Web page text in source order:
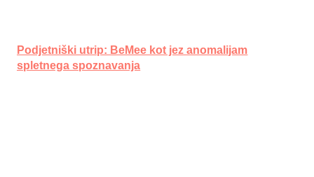
Podjetniški utrip: BeMee kot jez anomalijam
spletnega spoznavanja